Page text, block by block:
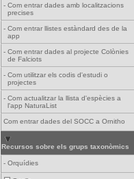
- Com entrar dades amb localitzacions
precises
- Com entrar llistes estàndard des de la
app
- Com entrar dades al projecte Colònies
de Falciots
- Com utilitzar els codis d'estudi o
projectes
- Com actualitzar la llista d'espècies a
l'app NaturaList
Com entrar dades del SOCC a Ornitho
Recursos sobre els grups taxonòmics
- Orquídies